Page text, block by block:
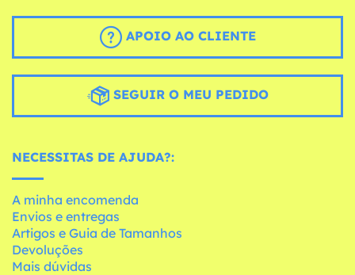
APOIO AO CLIENTE
SEGUIR O MEU PEDIDO
NECESSITAS DE AJUDA?:
A minha encomenda
Envios e entregas
Artigos e Guia de Tamanhos
Devoluções
Mais dúvidas